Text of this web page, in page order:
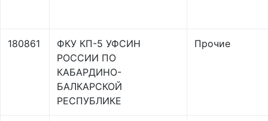
180861
ФКУ КП-5 УФСИН
РОССИИ ПО
КАБАРДИНО-
БАЛКАРСКОЙ
РЕСПУБЛИКЕ
Прочие